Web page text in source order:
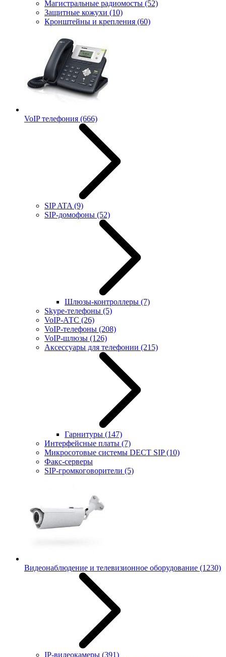
Магистральные радиомосты (52)
Защитные кожухи (10)
Кронштейны и крепления (60)
VoIP телефония (666)
SIP ATA (9)
SIP-домофоны (52)
Шлюзы-контроллеры (7)
Skype-телефоны (5)
VoIP-АТС (26)
VoIP-телефоны (208)
VoIP-шлюзы (126)
Аксессуары для телефонии (215)
Гарнитуры (147)
Интерфейсные платы (7)
Микросотовые системы DECT SIP(10)
Факс-серверы
SIP-громкоговорители (5)
Видеонаблюдение и телевизионное оборудование (1230)
IP-видеокамеры (391)